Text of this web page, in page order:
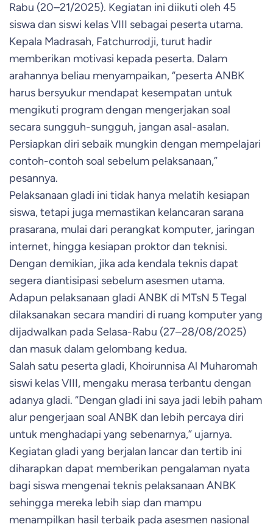
Rabu (20–21/2025). Kegiatan ini diikuti oleh 45
siswa dan siswi kelas VIII sebagai peserta utama.
Kepala Madrasah, Fatchurrodji, turut hadir
memberikan motivasi kepada peserta. Dalam
arahannya beliau menyampaikan, “peserta ANBK
harus bersyukur mendapat kesempatan untuk
mengikuti program dengan mengerjakan soal
secara sungguh-sungguh, jangan asal-asalan.
Persiapkan diri sebaik mungkin dengan mempelajari
contoh-contoh soal sebelum pelaksanaan,”
pesannya.
Pelaksanaan gladi ini tidak hanya melatih kesiapan
siswa, tetapi juga memastikan kelancaran sarana
prasarana, mulai dari perangkat komputer, jaringan
internet, hingga kesiapan proktor dan teknisi.
Dengan demikian, jika ada kendala teknis dapat
segera diantisipasi sebelum asesmen utama.
Adapun pelaksanaan gladi ANBK di MTsN 5 Tegal
dilaksanakan secara mandiri di ruang komputer yang
dijadwalkan pada Selasa-Rabu (27–28/08/2025)
dan masuk dalam gelombang kedua.
Salah satu peserta gladi, Khoirunnisa Al Muharomah
siswi kelas VIII, mengaku merasa terbantu dengan
adanya gladi. “Dengan gladi ini saya jadi lebih paham
alur pengerjaan soal ANBK dan lebih percaya diri
untuk menghadapi yang sebenarnya,” ujarnya.
Kegiatan gladi yang berjalan lancar dan tertib ini
diharapkan dapat memberikan pengalaman nyata
bagi siswa mengenai teknis pelaksanaan ANBK
sehingga mereka lebih siap dan mampu
menampilkan hasil terbaik pada asesmen nasional